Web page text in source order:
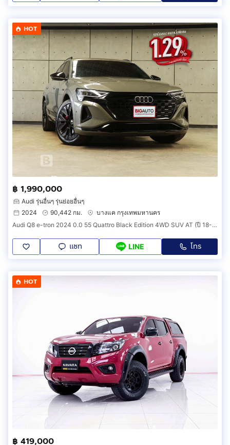
HOT
฿ 1,990,000
Audi รุ่นอื่นๆ รุ่นย่อยอื่นๆ
2024
90,442 กม.
บางแค กรุงเทพมหานคร
Audi Q8 e-tron 2024 0.0 55 Quattro Black Edition 4WD SUV AT (ปี 18-24) B3444
แชท LINE โทร
HOT
฿ 419,000